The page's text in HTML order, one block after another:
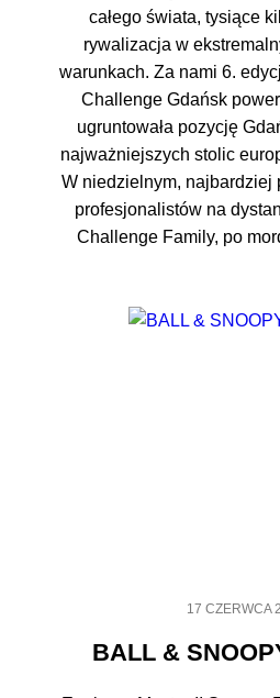
całego świata, tysiące
rywalizacja w
warunkach. Za nami 6.
Challenge Gdańsk
ugruntowała pozycję
najważniejszych stolic
W niedzielnym, najbardziej
profesjonalistów na
Challenge Family, po
17 CZERWCA
BALL &